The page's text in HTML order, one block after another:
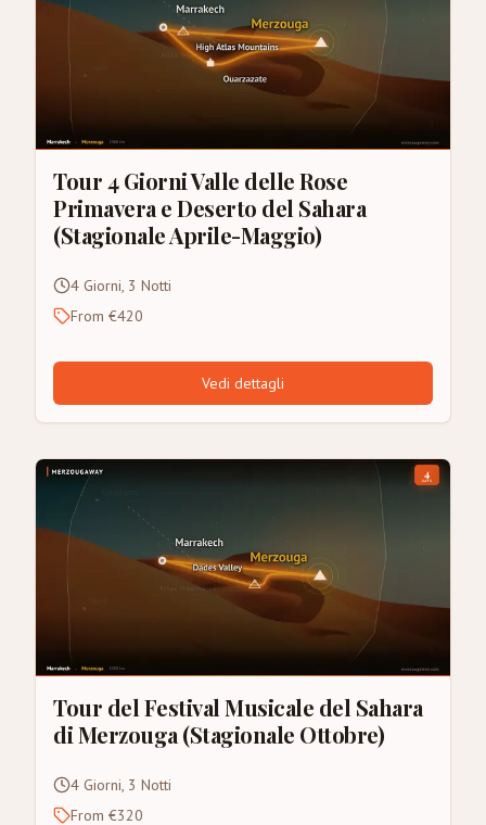
Tour 4 Giorni Valle delle Rose
Primavera e Deserto del Sahara
(Stagionale Aprile-Maggio)
4 Giorni, 3 Notti
From €420
Vedi dettagli
Tour del Festival Musicale del Sahara
di Merzouga (Stagionale Ottobre)
4 Giorni, 3 Notti
From €320